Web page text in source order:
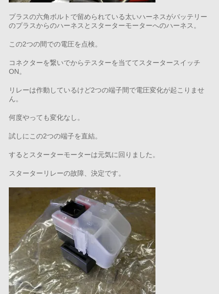
プラスの六角ボルトで留められている太いハーネスがバッテリー
のプラスからのハーネスとスターターモーターへのハーネス。
この2つの間での電圧を点検。
コネクターを繋いでからテスターを当ててスタータースイッチ
ON。
リレーは作動しているけど2つの端子間で電圧変化が起こりませ
ん。
何度やっても変化なし。
試しにこの2つの端子を直結。
するとスターターモーターは元気に回りました。
スターターリレーの故障、決定です。